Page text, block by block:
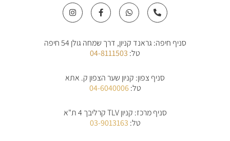
P
h
o
-
W
h
a
a
p
F
a
c
o
o
k
f
I
n
s
g
סניף חיפה: גראנד קניון, דרך שמחה גולן 54 חיפה
טל:04-8111503
סניף צפון: קניון שער הצפון ק. אתא
טל:04-6040006
סניף מרכז: קניון TLV קרליבך 4 ת"א
טל:03-9013163